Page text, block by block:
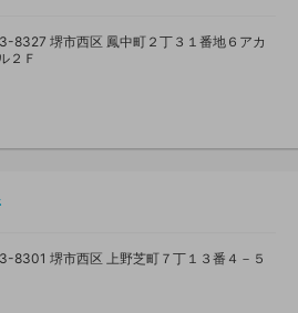
8327 堺市西区 鳳中町２丁３１番地６アカ
２Ｆ
8301 堺市西区 上野芝町７丁１３番４－５